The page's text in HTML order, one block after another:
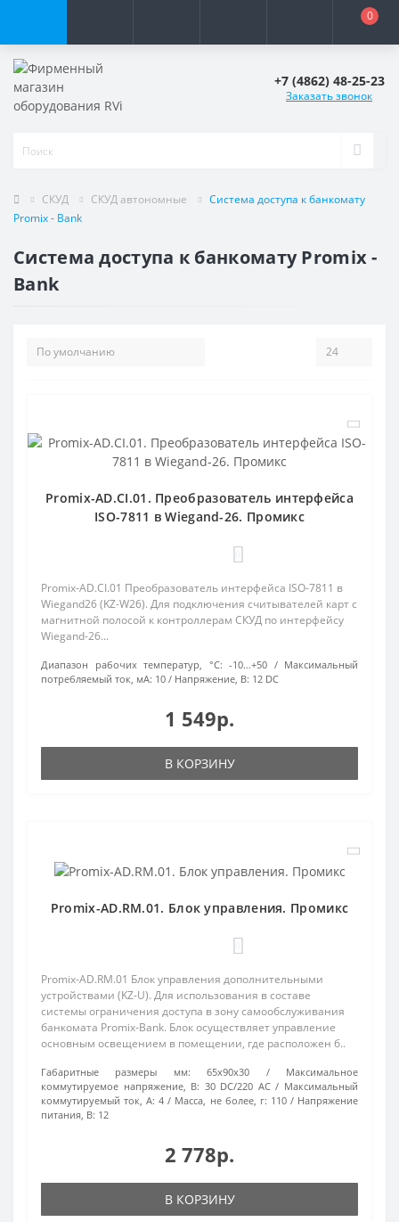
0
+7 (4862) 48-25-23
Заказать звонок
СКУД СКУД автономные
Система доступа к банкомату
Promix - Bank
Система доступа к банкомату Promix -
Bank
Promix-AD.CI.01. Преобразователь интерфейса
ISO-7811 в Wiegand-26. Промикс
Promix-AD.CI.01 Преобразователь интерфейса ISO-7811 в
Wiegand26 (KZ-W26). Для подключения считывателей карт с
магнитной полосой к контроллерам СКУД по интерфейсу
Wiegand-26...
Диапазон рабочих температур, °С: -10…+50
Максимальный
потребляемый ток, мА: 10 Напряжение, В: 12 DC
1 549р.
В КОРЗИНУ
Promix-AD.RM.01. Блок управления. Промикс
Promix-AD.RM.01 Блок управления дополнительными
устройствами (KZ-U). Для использования в составе
системы ограничения доступа в зону самообслуживания
банкомата Promix-Bank. Блок осуществляет управление
основным освещением в помещении, где расположен б..
Габаритные размеры мм: 65х90х30
Максимальное
коммутируемое напряжение, В: 30 DC/220 AC
Максимальный
коммутируемый ток, А: 4 Масса, не более, г: 110
Напряжение
питания, В: 12
2 778р.
В КОРЗИНУ